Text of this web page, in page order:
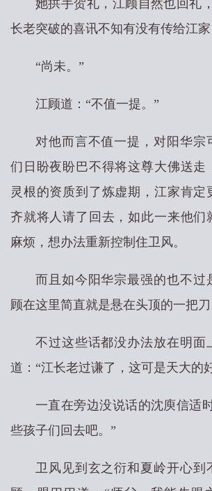
她拱手贺礼，江顾自然也回礼
长老突破的喜讯不知有没有传给江家
“尚未。”
江顾道：“不值一提。”
对他而言不值一提，对阳华宗
们日盼夜盼巴不得将这尊大佛送走
灵根的资质到了炼虚期，江家肯定
齐就将人请了回去，如此一来他们
麻烦，想办法重新控制住卫风。
而且如今阳华宗最强的也不过
顾在这里简直就是悬在头顶的一把刀
不过这些话都没办法放在明面
道：“江长老过谦了，这可是天大的
一直在旁边没说话的沈庾信适
些孩子们回去吧。”
卫风见到玄之衍和夏岭开心到